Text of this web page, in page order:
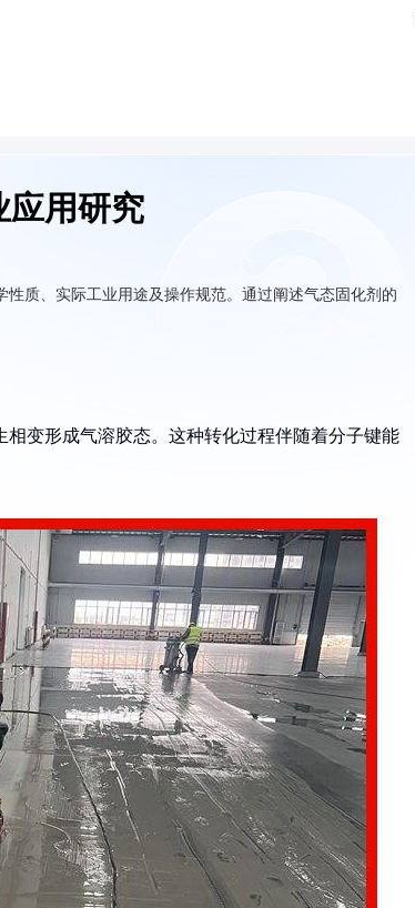
应用研究
质、实际工业用途及操作规范。通过阐述气态固化剂的
变形成气溶胶态。这种转化过程伴随着分子键能